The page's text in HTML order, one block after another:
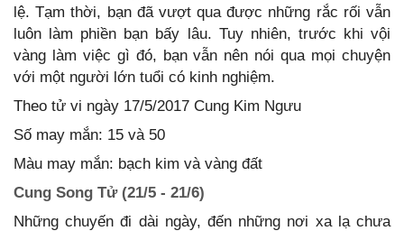
lệ. Tạm thời, bạn đã vượt qua được những rắc rối vẫn
luôn làm phiền bạn bấy lâu. Tuy nhiên, trước khi vội
vàng làm việc gì đó, bạn vẫn nên nói qua mọi chuyện
với một người lớn tuổi có kinh nghiệm.
Theo tử vi ngày 17/5/2017 Cung Kim Ngưu
Số may mắn: 15 và 50
Màu may mắn: bạch kim và vàng đất
Cung Song Tử (21/5 - 21/6)
Những chuyến đi dài ngày, đến những nơi xa lạ chưa